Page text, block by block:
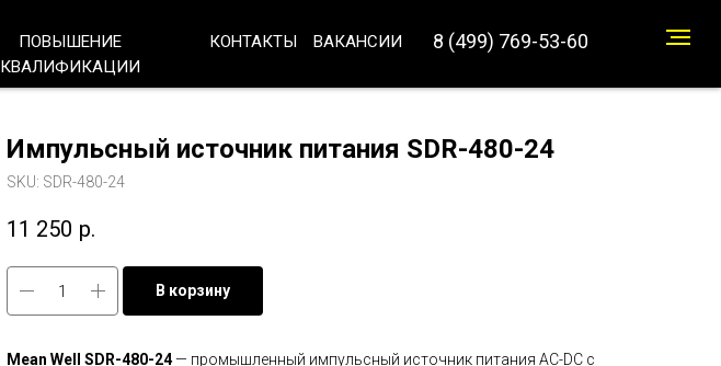
8 (499) 769-53-60
ПОВЫШЕНИЕ
КВАЛИФИКАЦИИ
КОНТАКТЫ ВАКАНСИИ
Импульсный источник питания SDR-480-24
SKU: SDR-480-24
11 250 р.
В корзину
Mean Well SDR-480-24— промышленный импульсный источник питания AC-DC с